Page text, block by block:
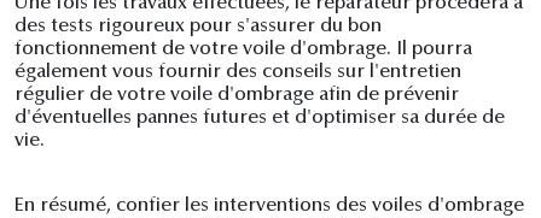
Une fois les travaux effectuées, le réparateur procédera à
des tests rigoureux pour s'assurer du bon
fonctionnement de votre voile d'ombrage. Il pourra
également vous fournir des conseils sur l'entretien
régulier de votre voile d'ombrage afin de prévenir
d'éventuelles pannes futures et d'optimiser sa durée de
vie.
En résumé, confier les interventions des voiles d'ombrage